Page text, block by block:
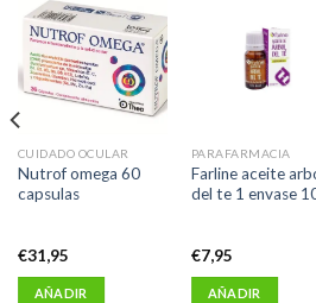
CUIDADO OCULAR
Nutrof omega 60
capsulas
€31,95
AÑADIR
PARAFARMACIA
Farline aceite
del te 1 envase
€7,95
AÑADIR